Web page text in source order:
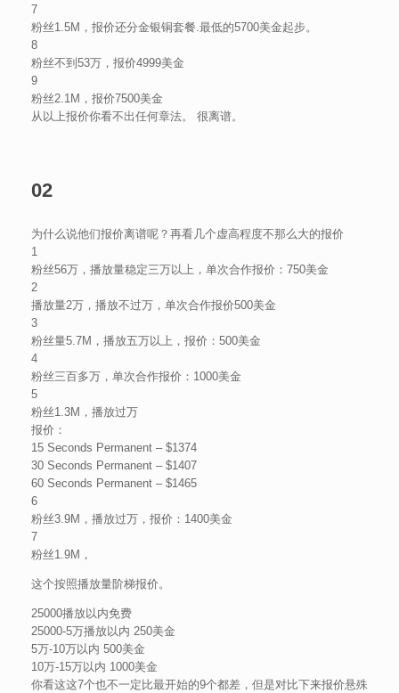
7
粉丝1.5M，报价还分金银铜套餐.最低的5700美金起步。
8
粉丝不到53万，报价4999美金
9
粉丝2.1M，报价7500美金
从以上报价你看不出任何章法。 很离谱。
02
为什么说他们报价离谱呢？再看几个虚高程度不那么大的报价
1
粉丝56万，播放量稳定三万以上，单次合作报价：750美金
2
播放量2万，播放不过万，单次合作报价500美金
3
粉丝量5.7M，播放五万以上，报价：500美金
4
粉丝三百多万，单次合作报价：1000美金
5
粉丝1.3M，播放过万
报价：
15 Seconds Permanent – $1374
30 Seconds Permanent – $1407
60 Seconds Permanent – $1465
6
粉丝3.9M，播放过万，报价：1400美金
7
粉丝1.9M，
这个按照播放量阶梯报价。
25000播放以内免费
25000-5万播放以内 250美金
5万-10万以内 500美金
10万-15万以内 1000美金
你看这这7个也不一定比最开始的9个都差，但是对比下来报价悬殊